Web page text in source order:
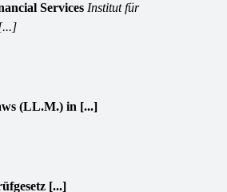
Services Institut für
(LL.M.) in [...]
[...]